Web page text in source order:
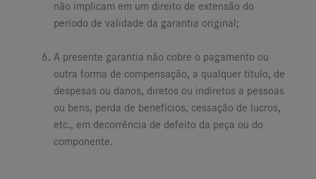
não implicam em um direito de extensão do
período de validade da garantia original;
A presente garantia não cobre o pagamento ou
outra forma de compensação, a qualquer título, de
despesas ou danos, diretos ou indiretos a pessoas
ou bens, perda de benefícios, cessação de lucros,
etc., em decorrência de defeito da peça ou do
componente.